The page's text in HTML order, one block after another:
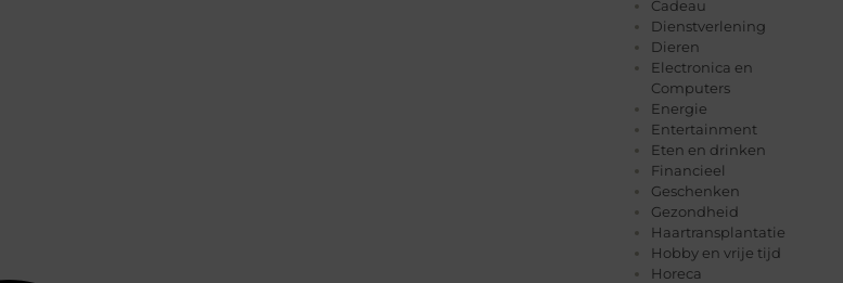
Cadeau
Dienstverlening
Dieren
Electronica en
Computers
Energie
Entertainment
Eten en drinken
Financieel
Geschenken
Gezondheid
Haartransplantatie
Hobby en vrije tijd
Horeca